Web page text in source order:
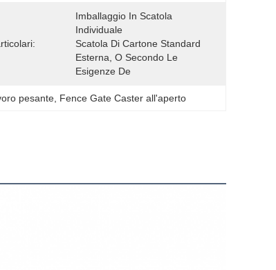
Imballaggio In Scatola
Individuale
Scatola Di Cartone Standard
Esterna, O Secondo Le
Esigenze De
pesante Fence Gate Caster all'aperto